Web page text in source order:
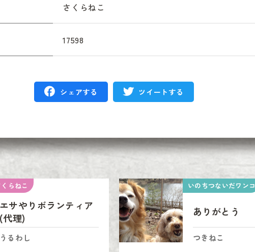
さくらねこ
17598
シェアする ツイートする
らねこ
エサやりボランティア
(代理)
うるわし
いのちつないだワンコ
ありがとう
つきねこ